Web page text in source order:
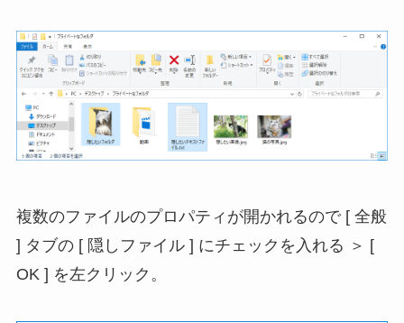
複数のファイルのプロパティが開かれるので [ 全般
] タブの [ 隠しファイル ] にチェックを入れる ＞ [
OK ] を左クリック。